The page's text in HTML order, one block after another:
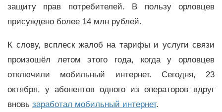
защиту прав потребителей. В пользу орловцев
присуждено более 14 млн рублей.
К слову, всплеск жалоб на тарифы и услуги связи
произошёл летом этого года, когда у орловцев
отключили мобильный интернет. Сегодня, 23
октября, у абонентов одного из операторов вдруг
вновь заработал мобильный интернет.